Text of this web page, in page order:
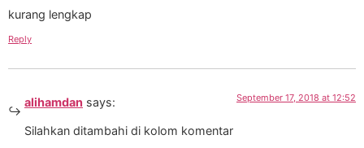
kurang lengkap
Reply
alihamdan says: September 17, 2018 at 12:52
Silahkan ditambahi di kolom komentar